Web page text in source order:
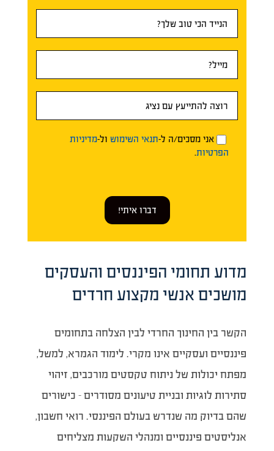
אני מסכים/ה ל-תנאי השימוש ול-מדיניות
הפרטיות.
דברו איתי!
מדוע תחומי הפיננסים והעסקים
מושכים אנשי מקצוע חרדים
הקשר בין החינוך החרדי לבין הצלחה בתחומים
פיננסיים ועסקיים אינו מקרי. לימוד הגמרא, למשל,
מפתח יכולות של ניתוח טקסטים מורכבים, זיהוי
סתירות לוגיות ובניית טיעונים מסודרים – כישורים
שהם בדיוק מה שנדרש בעולם הפיננסי. רואי חשבון,
אנליסטים פיננסיים ומנהלי השקעות מצליחים